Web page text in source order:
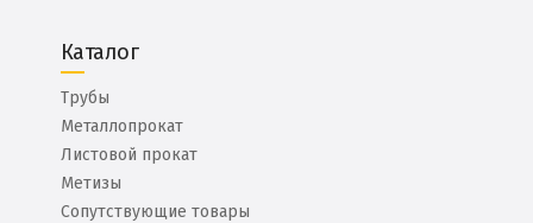
Каталог
Трубы
Металлопрокат
Листовой прокат
Метизы
Сопутствующие товары